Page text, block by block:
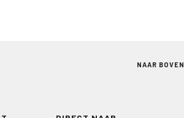
NAAR BOVEN